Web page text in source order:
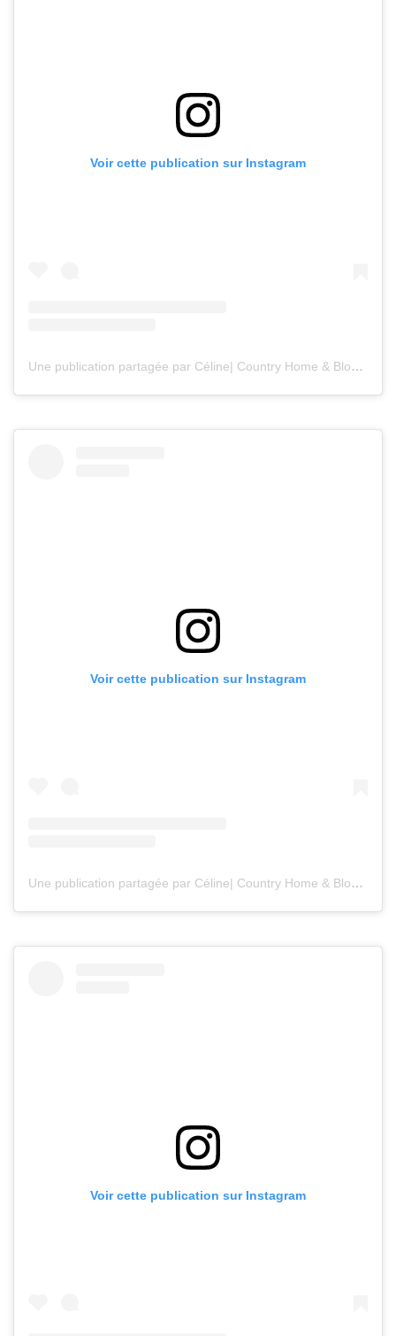
Voir cette publication sur Instagram
Une publication partagée par Céline| Country Home & Blooms (@countryhomeandblooms)
Voir cette publication sur Instagram
Une publication partagée par Céline| Country Home & Blooms (@countryhomeandblooms)
Voir cette publication sur Instagram